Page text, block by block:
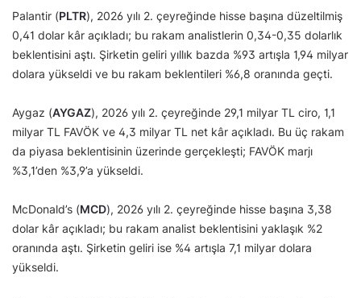
Palantir (PLTR), 2026 yılı 2. çeyreğinde hisse başına düzeltilmiş
0,41 dolar kâr açıkladı; bu rakam analistlerin 0,34-0,35 dolarlık
beklentisini aştı. Şirketin geliri yıllık bazda %93 artışla 1,94 milyar
dolara yükseldi ve bu rakam beklentileri %6,8 oranında geçti.
Aygaz (AYGAZ), 2026 yılı 2. çeyreğinde 29,1 milyar TL ciro, 1,1
milyar TL FAVÖK ve 4,3 milyar TL net kâr açıkladı. Bu üç rakam
da piyasa beklentisinin üzerinde gerçekleşti; FAVÖK marjı
%3,1’den %3,9’a yükseldi.
McDonald’s (MCD), 2026 yılı 2. çeyreğinde hisse başına 3,38
dolar kâr açıkladı; bu rakam analist beklentisini yaklaşık %2
oranında aştı. Şirketin geliri ise %4 artışla 7,1 milyar dolara
yükseldi.